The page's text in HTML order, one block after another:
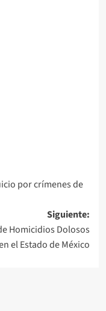
por crímenes de
Siguiente:
Homicidios Dolosos
el Estado de México